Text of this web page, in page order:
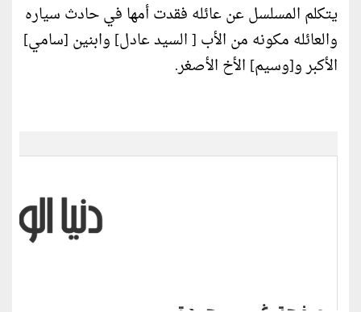
يتكلم المسلسل عن عائله فقدت أمها في حادث سياره
والعائله مكونه من الأب [ السيد عادل] وابنين [سامي]
الأكبر و[وسيم] الأخ الأصغر.